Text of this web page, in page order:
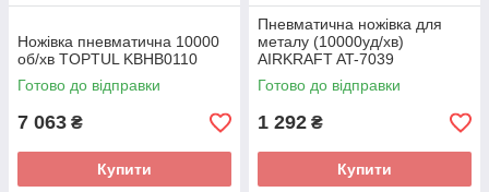
Ножівка пневматична 10000
об/хв TOPTUL KBHB0110
Готово до відправки
7 063 ₴
Купити
Пневматична ножівка для
металу (10000уд/хв)
AIRKRAFT AT-7039
Готово до відправки
1 292 ₴
Купити